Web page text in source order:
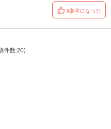
8参考になった
件数:20)